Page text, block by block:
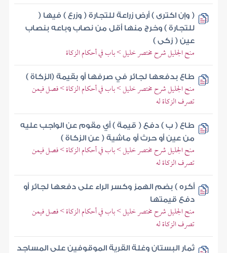
( وإن اكترى ) أرض زراعة للتجارة ( وزرع ) فيها (
للتجارة ) وخرج منها أقل من نصاب وباعه بنصاب
عين ( زكى )
منح الجليل شرح مختصر خليل > باب في أحكام الزكاة
طاع بدفعها لجائر في صرفها أو بقيمة (الزكاة )
منح الجليل شرح مختصر خليل > باب في أحكام الزكاة > فصل فيمن
تصرف الزكاة له
طاع ( ب ) دفع ( قيمة ) أي مقوم عن الواجب عليه
من عين أو حرث أو ماشية ( عن الزكاة )
منح الجليل شرح مختصر خليل > باب في أحكام الزكاة > فصل فيمن
تصرف الزكاة له
أكره ) بضم الهمز وكسر الراء على دفعها لجائر أو
دفع قيمتها
منح الجليل شرح مختصر خليل > باب في أحكام الزكاة > فصل فيمن
تصرف الزكاة له
ثمار البستان وغلة القرية الموقوفين على المساجد